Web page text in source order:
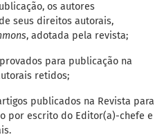
os autores
seus direitos autorais,
, adotada pela revista;
para publicação na
retidos;
publicados na Revista para
por escrito do Editor(a)-chefe e